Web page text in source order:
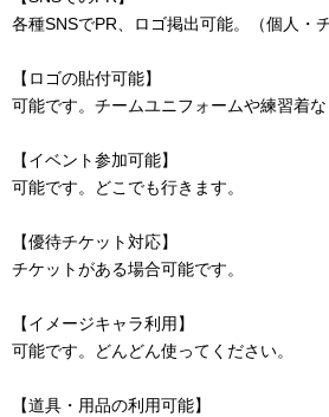
各種SNSでPR、ロゴ掲出可能。（個人・チ
【ロゴの貼付可能】
可能です。チームユニフォームや練習着な
【イベント参加可能】
可能です。どこでも行きます。
【優待チケット対応】
チケットがある場合可能です。
【イメージキャラ利用】
可能です。どんどん使ってください。
【道具・用品の利用可能】